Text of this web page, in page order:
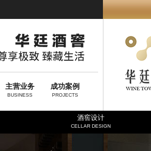
主营业务
BUSINESS
成功案例
PROJECTS
酒窖设计
CELLAR DESIGN